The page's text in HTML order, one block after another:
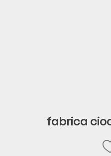
fabrica